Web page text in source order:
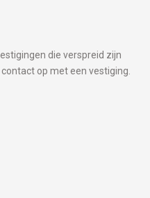
die verspreid zijn
op met een vestiging.